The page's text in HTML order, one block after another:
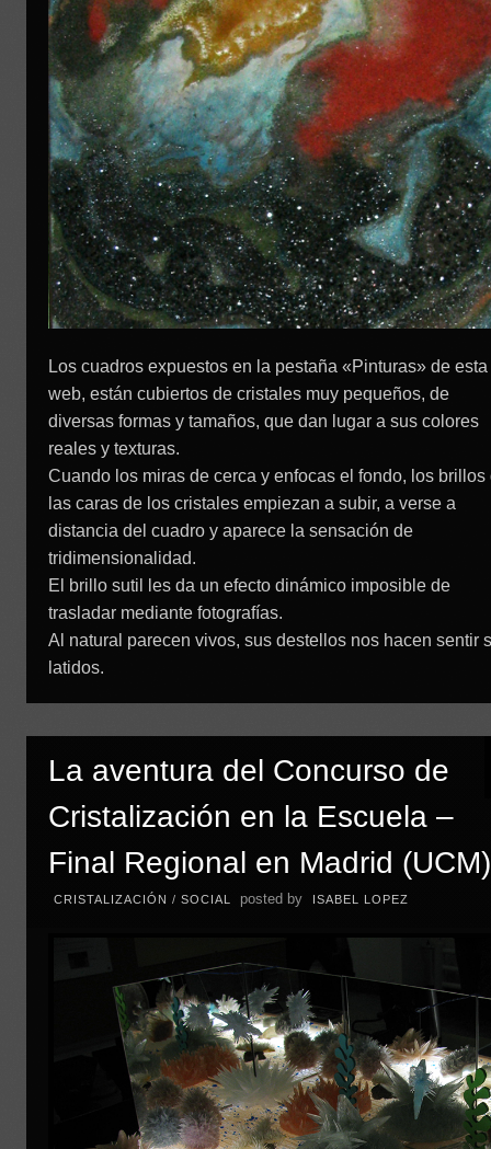
Los cuadros expuestos en la pestaña «Pinturas» de esta
web, están cubiertos de cristales muy pequeños, de
diversas formas y tamaños, que dan lugar a sus colores
reales y texturas.
Cuando los miras de cerca y enfocas el fondo, los brillos
las caras de los cristales empiezan a subir, a verse a
distancia del cuadro y aparece la sensación de
tridimensionalidad.
El brillo sutil les da un efecto dinámico imposible de
trasladar mediante fotografías.
Al natural parecen vivos, sus destellos nos hacen sentir
latidos.
La aventura del Concurso de
Cristalización en la Escuela –
Final Regional en Madrid (UCM)
CRISTALIZACIÓN /SOCIAL posted by ISABEL LOPEZ